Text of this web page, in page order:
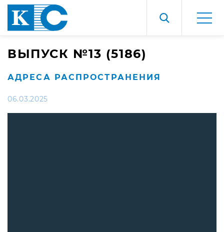
ВЫПУСК №13 (5186)
АДРЕСА РАСПРОСТРАНЕНИЯ
06.03.2025